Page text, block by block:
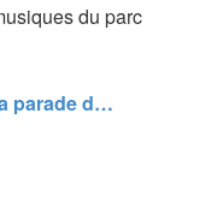
du parc
parade d…